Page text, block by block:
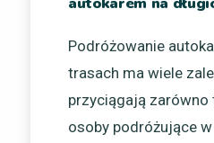
Podróżowanie
trasach ma wiele
przyciągają zarówno
osoby podróżujące